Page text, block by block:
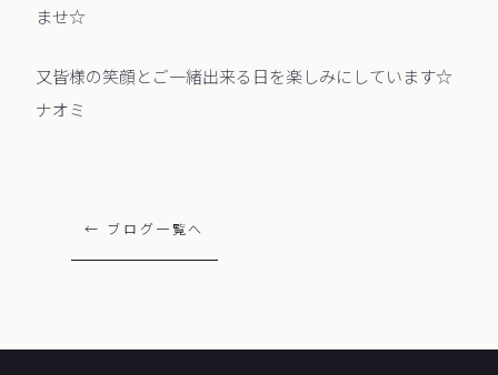
ませ☆
又皆様の笑顔とご一緒出来る日を楽しみにしています☆
ナオミ
← ブログ一覧へ